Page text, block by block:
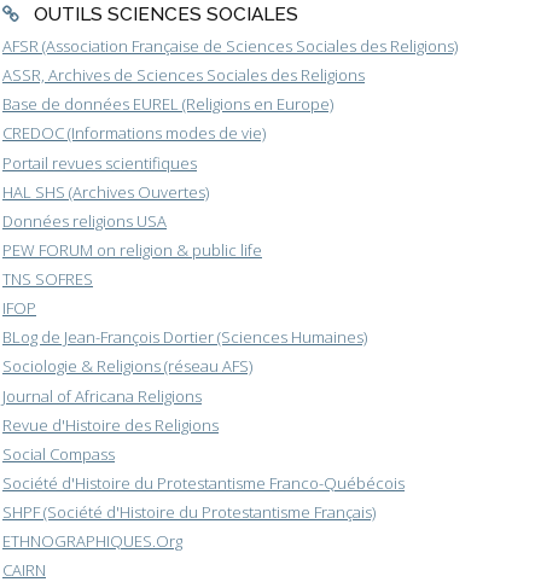
OUTILS SCIENCES SOCIALES
AFSR (Association Française de Sciences Sociales des Religions)
ASSR, Archives de Sciences Sociales des Religions
Base de données EUREL (Religions en Europe)
CREDOC (Informations modes de vie)
Portail revues scientifiques
HAL SHS (Archives Ouvertes)
Données religions USA
PEW FORUM on religion & public life
TNS SOFRES
IFOP
BLog de Jean-François Dortier (Sciences Humaines)
Sociologie & Religions (réseau AFS)
Journal of Africana Religions
Revue d'Histoire des Religions
Social Compass
Société d'Histoire du Protestantisme Franco-Québécois
SHPF (Société d'Histoire du Protestantisme Français)
ETHNOGRAPHIQUES.Org
CAIRN